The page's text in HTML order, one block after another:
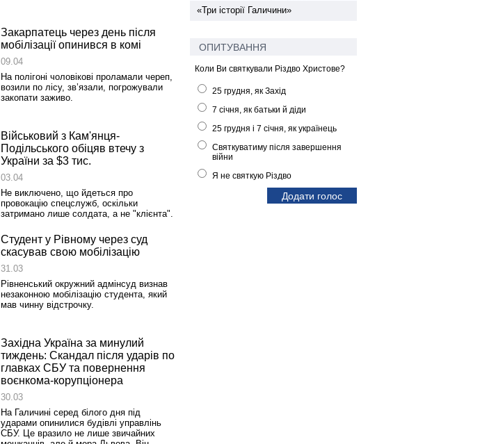
Закарпатець через день після
мобілізації опинився в комі
09.04
На полігоні чоловікові проламали череп,
возили по лісу, зв’язали, погрожували
закопати заживо.
Військовий з Кам'янця-
Подільського обіцяв втечу з
України за $3 тис.
03.04
Не виключено, що йдеться про
провокацію спецслужб, оскільки
затримано лише солдата, а не "клієнта".
Студент у Рівному через суд
скасував свою мобілізацію
31.03
Рівненський окружний адмінсуд визнав
незаконною мобілізацію студента, який
мав чинну відстрочку.
Західна Україна за минулий
тиждень: Скандал після ударів по
главках СБУ та повернення
воєнкома-корупціонера
30.03
На Галичині серед білого дня під
ударами опинилися будівлі управлінь
СБУ. Це вразило не лише звичайних
«Три історії Галичини»
ОПИТУВАННЯ
Коли Ви святкували Різдво Христове?
25 грудня, як Захід
7 січня, як батьки й діди
25 грудня і 7 січня, як українець
Святкуватиму після завершення
війни
Я не святкую Різдво